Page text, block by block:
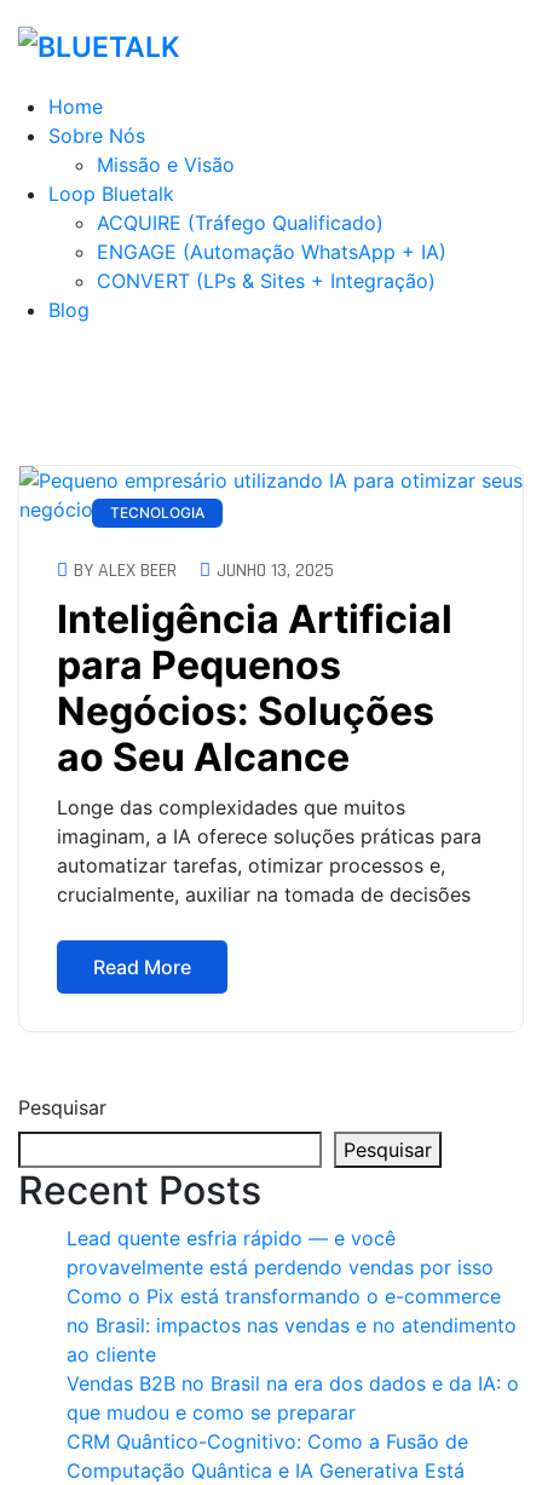
Home
Sobre Nós
Missão e Visão
Loop Bluetalk
ACQUIRE (Tráfego Qualificado)
ENGAGE (Automação WhatsApp + IA)
CONVERT (LPs & Sites + Integração)
Blog
TECNOLOGIA
BY ALEX BEER JUNHO 13, 2025
Inteligência Artificial
para Pequenos
Negócios: Soluções
ao Seu Alcance
Longe das complexidades que muitos
imaginam, a IA oferece soluções práticas para
automatizar tarefas, otimizar processos e,
crucialmente, auxiliar na tomada de decisões
Read More
Pesquisar
Pesquisar
Recent Posts
Lead quente esfria rápido — e você
provavelmente está perdendo vendas por isso
Como o Pix está transformando o e-commerce
no Brasil: impactos nas vendas e no atendimento
ao cliente
Vendas B2B no Brasil na era dos dados e da IA: o
que mudou e como se preparar
CRM Quântico-Cognitivo: Como a Fusão de
Computação Quântica e IA Generativa Está